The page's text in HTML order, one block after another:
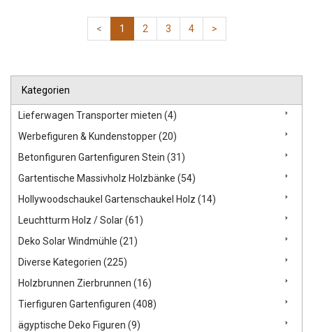
< 1 2 3 4 >
Kategorien
Lieferwagen Transporter mieten (4)
Werbefiguren & Kundenstopper (20)
Betonfiguren Gartenfiguren Stein (31)
Gartentische Massivholz Holzbänke (54)
Hollywoodschaukel Gartenschaukel Holz (14)
Leuchtturm Holz / Solar (61)
Deko Solar Windmühle (21)
Diverse Kategorien (225)
Holzbrunnen Zierbrunnen (16)
Tierfiguren Gartenfiguren (408)
ägyptische Deko Figuren (9)